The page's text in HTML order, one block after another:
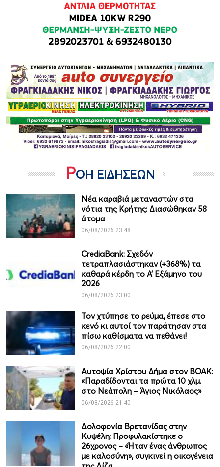
ΡΟΗ ΕΙΔΗΣΕΩΝ
Νέα καραβιά μεταναστών στα
νότια της Κρήτης: Διασώθηκαν 58
άτομα
06/08/2026 23:48
CrediaBank: Σχεδόν
τετραπλασιάστηκαν (+368%) τα
καθαρά κέρδη το Α’ Εξάμηνο του
2026
06/08/2026 23:00
Τον χτύπησε το ρεύμα, έπεσε στο
κενό κι αυτοί τον παράτησαν στα
πίσω καθίσματα να πεθάνει!
06/08/2026 22:00
Αυτοψία Χρίστου Δήμα στον ΒΟΑΚ:
«Παραδίδονται τα πρώτα 10 χλμ.
στο Νεάπολη – Άγιος Νικόλαος»
06/08/2026 21:40
Δολοφονία Βρετανίδας στην
Κυψέλη: Προφυλακίστηκε ο
26χρονος – «Ήταν ένας άνθρωπος
με καλοσύνη», συγκινεί η οικογένεια